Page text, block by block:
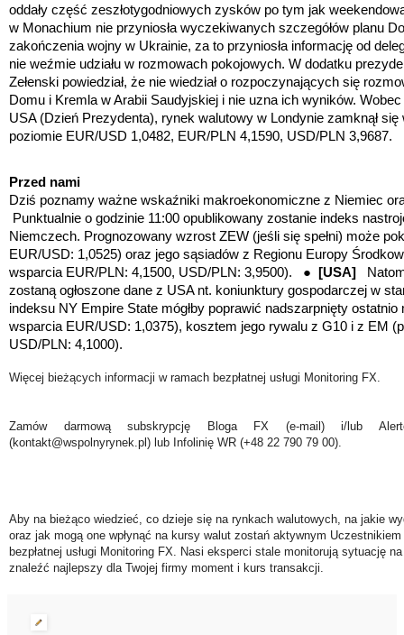
oddały część zeszłotygodniowych zysków po tym jak
w Monachium nie przyniosła wyczekiwanych szczegółów planu
zakończenia wojny w Ukrainie, za to przyniosła informację od
nie weźmie udziału w rozmowach pokojowych. W dodatku
Zełenski powiedział, że nie wiedział o rozpoczynających się
Domu i Kremla w Arabii Saudyjskiej i nie uzna ich wyników.
USA (Dzień Prezydenta), rynek walutowy w Londynie zamknął
poziomie EUR/USD 1,0482, EUR/PLN 4,1590, USD/PLN 3,9687.
Przed nami
Dziś poznamy ważne wskaźniki makroekonomiczne z Niemiec
Punktualnie o godzinie 11:00 opublikowany zostanie indeks
Niemczech. Prognozowany wzrost ZEW (jeśli się spełni) może
EUR/USD: 1,0525) oraz jego sąsiadów z Regionu Europy
wsparcia EUR/PLN: 4,1500, USD/PLN: 3,9500). ●
[USA]
zostaną ogłoszone dane z USA nt. koniunktury gospodarczej w
indeksu NY Empire State mógłby poprawić nadszarpnięty
wsparcia EUR/USD: 1,0375), kosztem jego rywalu z G10 i z EM
USD/PLN: 4,1000).
Więcej bieżących informacji w ramach bezpłatnej usługi Monitoring FX.
Zamów darmową subskrypcję Bloga FX (e-mail) i/lub
(kontakt@wspolnyrynek.pl) lub Infolinię WR (+48 22 790 79 00).
Aby na bieżąco wiedzieć, co dzieje się na rynkach walutowych, na jakie
oraz jak mogą one wpłynąć na kursy walut zostań aktywnym
bezpłatnej usługi Monitoring FX. Nasi eksperci stale monitorują sytuację
znaleźć najlepszy dla Twojej firmy moment i kurs transakcji.